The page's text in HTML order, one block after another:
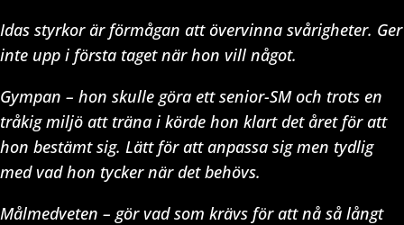
Idas styrkor är förmågan att övervinna svårigheter. Ger
inte upp i första taget när hon vill något.
Gympan – hon skulle göra ett senior-SM och trots en
tråkig miljö att träna i körde hon klart det året för att
hon bestämt sig. Lätt för att anpassa sig men tydlig
med vad hon tycker när det behövs.
Målmedveten – gör vad som krävs för att nå så långt